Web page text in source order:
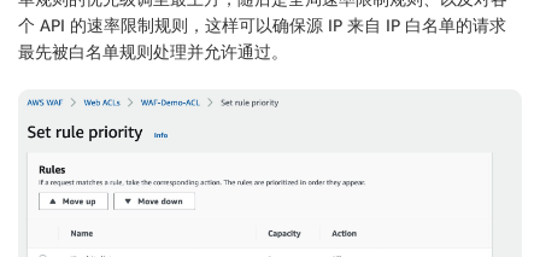
个 API 的速率限制规则，这样可以确保源 IP 来自 IP 白名单的请求
最先被白名单规则处理并允许通过。